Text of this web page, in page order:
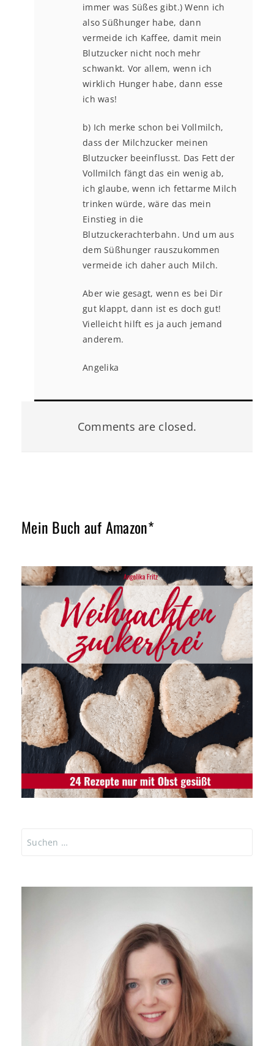
immer was Süßes gibt.) Wenn ich
also Süßhunger habe, dann
vermeide ich Kaffee, damit mein
Blutzucker nicht noch mehr
schwankt. Vor allem, wenn ich
wirklich Hunger habe, dann esse
ich was!
b) Ich merke schon bei Vollmilch,
dass der Milchzucker meinen
Blutzucker beeinflusst. Das Fett der
Vollmilch fängt das ein wenig ab,
ich glaube, wenn ich fettarme Milch
trinken würde, wäre das mein
Einstieg in die
Blutzuckerachterbahn. Und um aus
dem Süßhunger rauszukommen
vermeide ich daher auch Milch.
Aber wie gesagt, wenn es bei Dir
gut klappt, dann ist es doch gut!
Vielleicht hilft es ja auch jemand
anderem.
Angelika
Comments are closed.
Mein Buch auf Amazon*